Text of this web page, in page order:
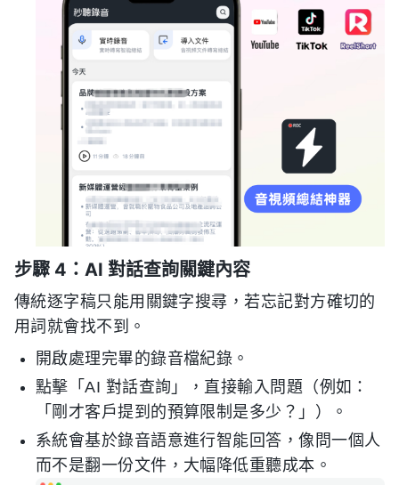
步驟 4：AI 對話查詢關鍵內容
傳統逐字稿只能用關鍵字搜尋，若忘記對方確切的
用詞就會找不到。
開啟處理完畢的錄音檔紀錄。
點擊「AI 對話查詢」，直接輸入問題（例如：
「剛才客戶提到的預算限制是多少？」）。
系統會基於錄音語意進行智能回答，像問一個人
而不是翻一份文件，大幅降低重聽成本。